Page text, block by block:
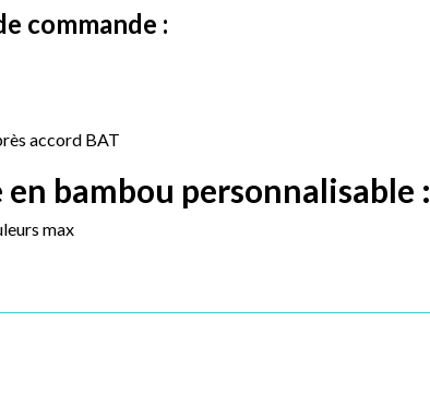
commande :
accord BAT
bambou personnalisable :
max